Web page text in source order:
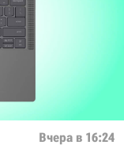
Вчера в 16:24